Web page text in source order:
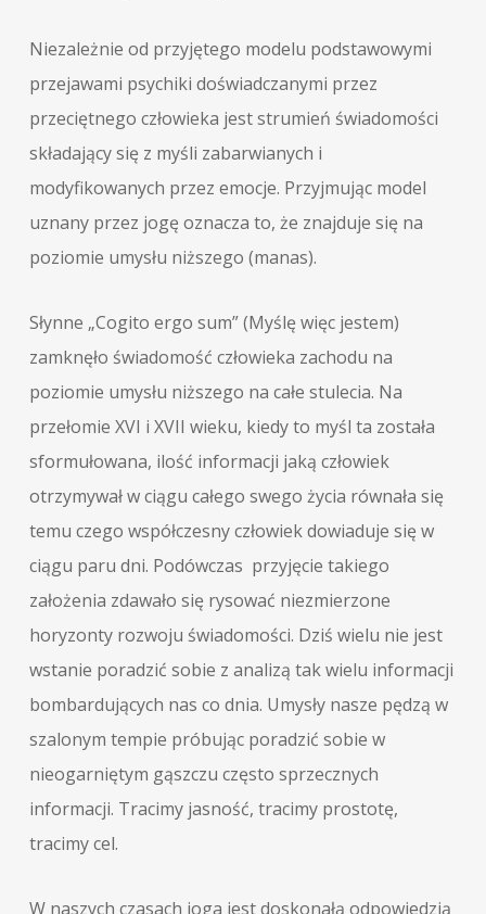
Niezależnie od przyjętego modelu podstawowymi
przejawami psychiki doświadczanymi przez
przeciętnego człowieka jest strumień świadomości
składający się z myśli zabarwianych i
modyfikowanych przez emocje. Przyjmując model
uznany przez jogę oznacza to, że znajduje się na
poziomie umysłu niższego (manas).
Słynne „Cogito ergo sum” (Myślę więc jestem)
zamknęło świadomość człowieka zachodu na
poziomie umysłu niższego na całe stulecia. Na
przełomie XVI i XVII wieku, kiedy to myśl ta została
sformułowana, ilość informacji jaką człowiek
otrzymywał w ciągu całego swego życia równała się
temu czego współczesny człowiek dowiaduje się w
ciągu paru dni. Podówczas przyjęcie takiego
założenia zdawało się rysować niezmierzone
horyzonty rozwoju świadomości. Dziś wielu nie jest
wstanie poradzić sobie z analizą tak wielu informacji
bombardujących nas co dnia. Umysły nasze pędzą w
szalonym tempie próbując poradzić sobie w
nieogarniętym gąszczu często sprzecznych
informacji. Tracimy jasność, tracimy prostotę,
tracimy cel.
W naszych czasach joga jest doskonałą odpowiedzią